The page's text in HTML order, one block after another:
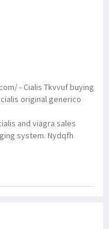
- Cialis Tkvvuf buying
original generico
and viagra sales
system. Nydqfh